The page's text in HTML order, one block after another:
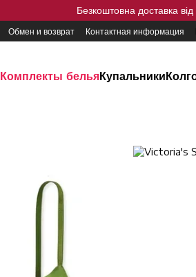
Безкоштовна доставка
Обмен и возврат Контактная информация
Комплекты бельяКупальники